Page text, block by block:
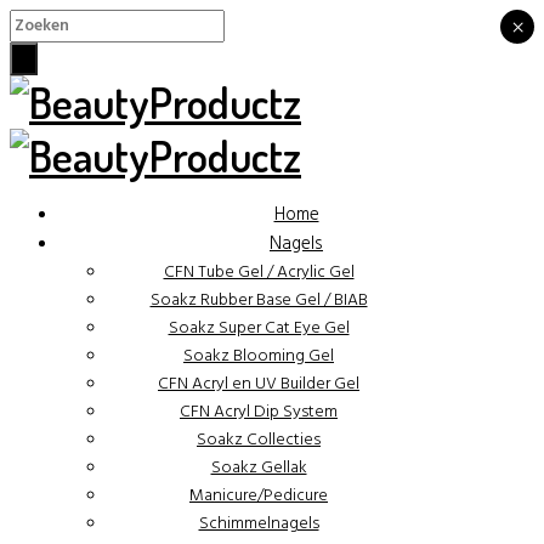
Home
Nagels
CFN Tube Gel / Acrylic Gel
Soakz Rubber Base Gel / BIAB
Soakz Super Cat Eye Gel
Soakz Blooming Gel
CFN Acryl en UV Builder Gel
CFN Acryl Dip System
Soakz Collecties
Soakz Gellak
Manicure/Pedicure
Schimmelnagels
×